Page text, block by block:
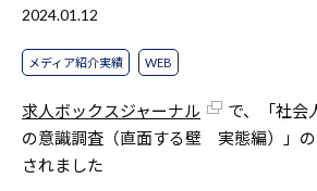
2024.01.12
メディア紹介実績 WEB
求人ボックスジャーナル
で、「社会
の意識調査（直面する壁 実態編）」
されました